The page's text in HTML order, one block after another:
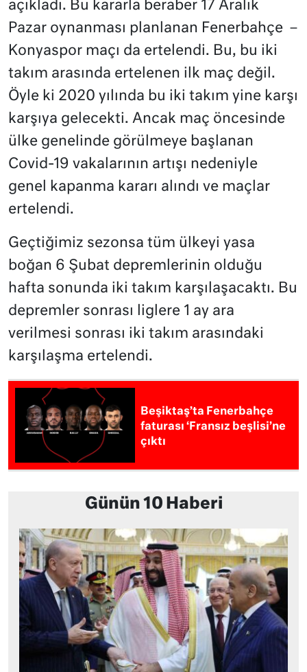
açıkladı. Bu kararla beraber 17 Aralık
Pazar oynanması planlanan Fenerbahçe –
Konyaspor maçı da ertelendi. Bu, bu iki
takım arasında ertelenen ilk maç değil.
Öyle ki 2020 yılında bu iki takım yine karşı
karşıya gelecekti. Ancak maç öncesinde
ülke genelinde görülmeye başlanan
Covid-19 vakalarının artışı nedeniyle
genel kapanma kararı alındı ve maçlar
ertelendi.
Geçtiğimiz sezonsa tüm ülkeyi yasa
boğan 6 Şubat depremlerinin olduğu
hafta sonunda iki takım karşılaşacaktı. Bu
depremler sonrası liglere 1 ay ara
verilmesi sonrası iki takım arasındaki
karşılaşma ertelendi.
Beşiktaş’ta Fenerbahçe
faturası ‘Fransız beşlisi’ne
çıktı
Günün 10 Haberi